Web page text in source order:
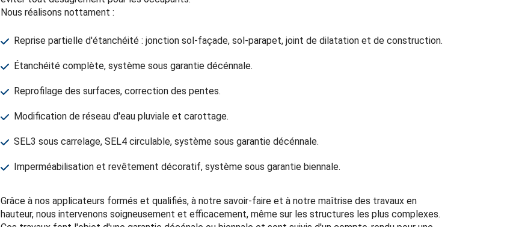
Nous réalisons nottament :
Reprise partielle d'étanchéité : jonction sol-façade, sol-parapet, joint de dilatation et de construction.
Étanchéité complète, système sous garantie décénnale.
Reprofilage des surfaces, correction des pentes.
Modification de réseau d'eau pluviale et carottage.
SEL3 sous carrelage, SEL4 circulable, système sous garantie décénnale.
Imperméabilisation et revêtement décoratif, système sous garantie biennale.
Grâce à nos applicateurs formés et qualifiés, à notre savoir-faire et à notre maîtrise des travaux en
hauteur, nous intervenons soigneusement et efficacement, même sur les structures les plus complexes.